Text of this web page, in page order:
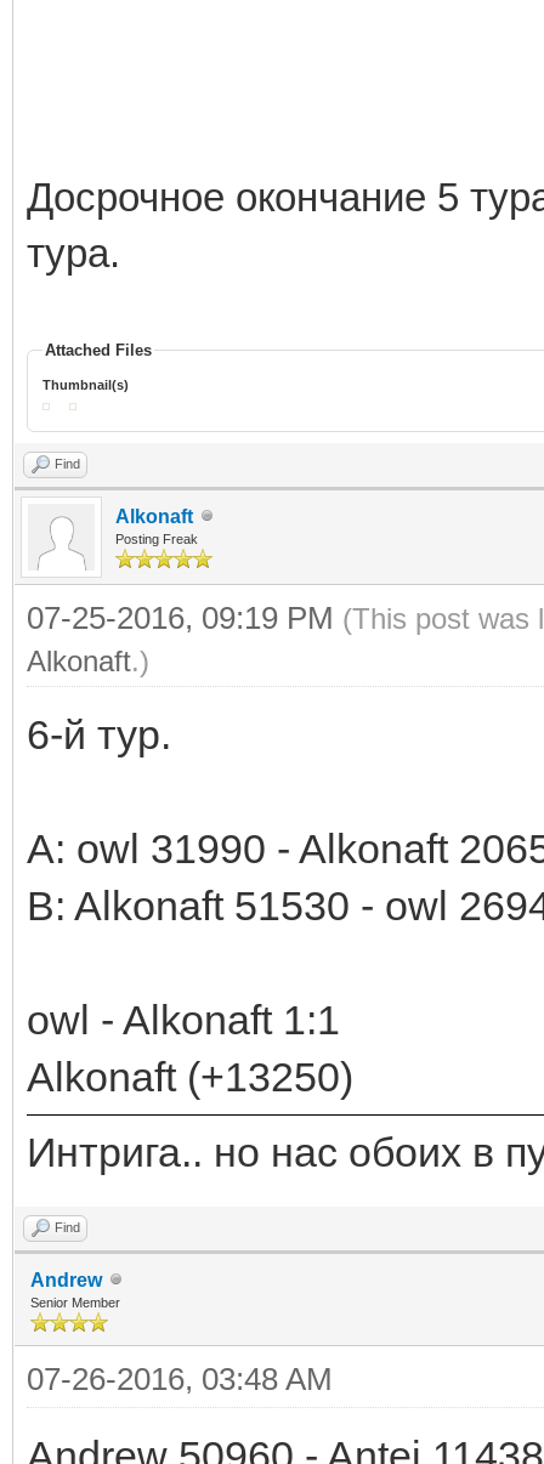
Досрочное окончание 5
тура.
Attached Files
Thumbnail(s)
Find
Alkonaft
Posting Freak
07-25-2016, 09:19 PM (This post was
Alkonaft.)
6-й тур.
A: owl 31990 - Alkonaft
B: Alkonaft 51530 - owl
owl - Alkonaft 1:1
Alkonaft (+13250)
Интрига.. но нас обоих в
Find
Andrew
Senior Member
07-26-2016, 03:48 AM